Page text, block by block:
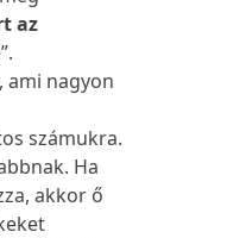
az
ami nagyon
számukra.
Ha
akkor ő